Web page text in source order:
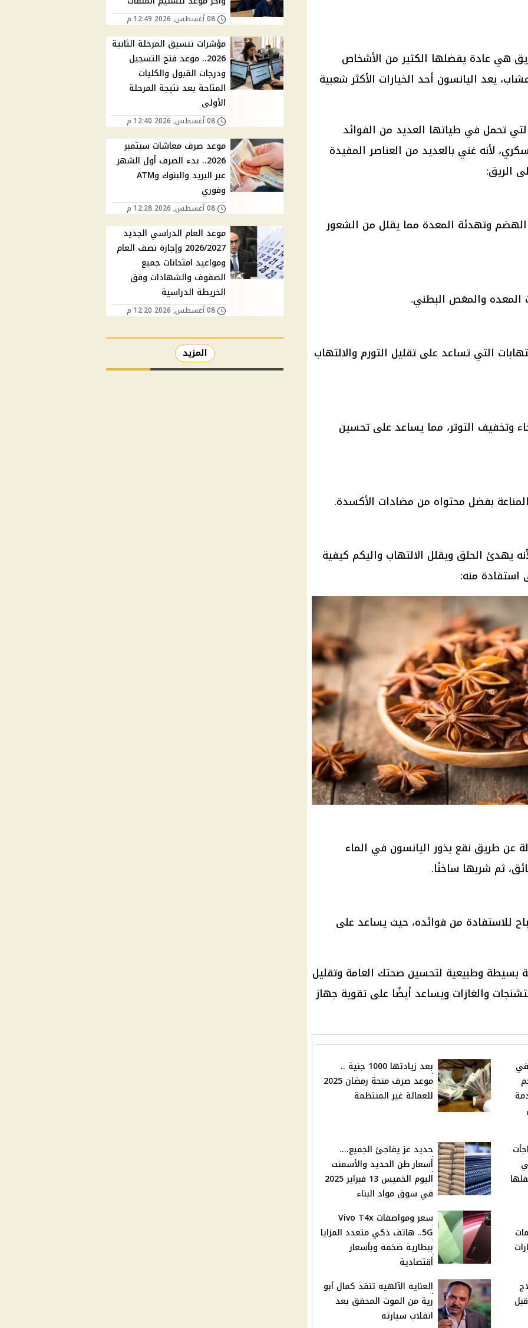
هي عادة يفضلها الكثير من الأشخاص
يعد اليانسون أحد الخيارات الأكثر شعبية
تحمل في طياتها العديد من الفوائد
لأنه غني بالعديد من العناصر المفيدة
الريق:
وتهدئة المعدة مما يقلل من الشعور
والمغص البطني.
التي تساعد على تقليل التورم والالتهاب
وتخفيف التوتر، مما يساعد على تحسين
بفضل محتواه من مضادات الأكسدة.
يهدئ الحلق ويقلل الالتهاب واليكم كيفية
استفادة منه:
عن طريق نقع بذور اليانسون في الماء
للاستفادة من فوائده، حيث يساعد على
بسيطة وطبيعية لتحسين صحتك العامة وتقليل
والغازات ويساعد أيضًا على تقوية جهاز
بعد زيادتها 1000 جنية ..
موعد صرف منحة رمضان 2025
للعمالة غير المنتظمة
حديد عز يفاجئ الجميع....
أسعار طن الحديد والأسمنت
اليوم الخميس 13 فبراير 2025
في سوق مواد البناء
سعر ومواصفات Vivo T4x
5G.. هاتف ذكي متعدد المزايا
ببطارية ضخمة وبأسعار
أقتصادية
العنايه الآلهيه تنقذ كمال أبو
رية من الموت المحقق بعد
انقلاب سيارته
08 أغسطس, 2026 12:49 م
مؤشرات تنسيق المرحلة الثانية
2026.. موعد فتح التسجيل
ودرجات القبول والكليات
المتاحة بعد نتيجة المرحلة
الأولى
08 أغسطس, 2026 12:40 م
موعد صرف معاشات سبتمبر
2026.. بدء الصرف أول الشهر
عبر البريد والبنوك وATM
وفوري
08 أغسطس, 2026 12:28 م
موعد العام الدراسي الجديد
2026/2027 وإجازة نصف العام
ومواعيد امتحانات جميع
الصفوف والشهادات وفق
الخريطة الدراسية
08 أغسطس, 2026 12:20 م
المزيد